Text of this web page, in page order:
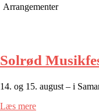
Arrangementer
Solrød
14. og 15. august – i
Læs mere